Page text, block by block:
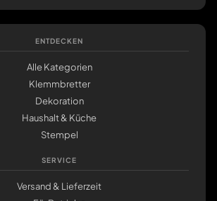
ENTDECKEN
Alle Kategorien
Klemmbretter
Dekoration
Haushalt & Küche
Stempel
SERVICE
Versand & Lieferzeit